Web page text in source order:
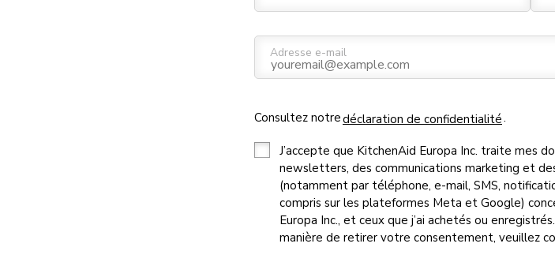
Adresse e-mail
Consultez notredéclaration de confidentialité.
J’accepte que KitchenAid Europa Inc. traite mes
newsletters, des communications marketing et
(notamment par téléphone, e-mail, SMS,
compris sur les plateformes Meta et Google)
Europa Inc., et ceux que j’ai achetés ou
manière de retirer votre consentement, veuillez